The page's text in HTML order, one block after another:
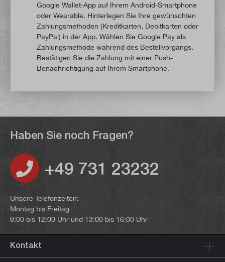
Google Wallet-App auf Ihrem Android-Smartphone
oder Wearable. Hinterlegen Sie Ihre gewünschten
Zahlungsmethoden (Kreditkarten, Debitkarten oder
PayPal) in der App. Wählen Sie Google Pay als
Zahlungsmethode während des Bestellvorgangs.
Bestätigen Sie die Zahlung mit einer Push-
Benachrichtigung auf Ihrem Smartphone.
Haben Sie noch Fragen?
+49 731 23232
Unsere Telefonzeiten:
Montag bis Freitag
9:00 bis 12:00 Uhr und 13:00 bis 16:00 Uhr
Kontakt